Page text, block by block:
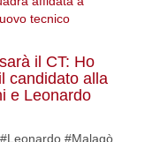
il CT: Ho
candidato alla
e Leonardo
#Malagò